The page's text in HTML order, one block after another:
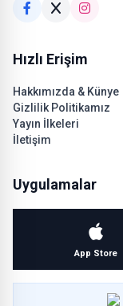
Hızlı Erişim
Hakkımızda & Künye
Gizlilik Politikamız
Yayın İlkeleri
İletişim
Uygulamalar
App Store